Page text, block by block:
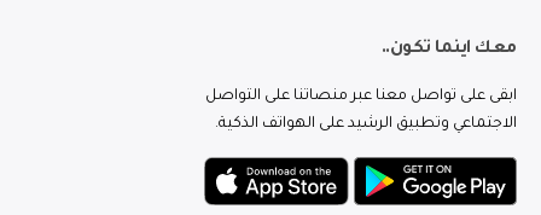
معك اينما تكون..
ابقى على تواصل معنا عبر منصاتنا على التواصل
الاجتماعي وتطبيق الرشيد على الهواتف الذكية.